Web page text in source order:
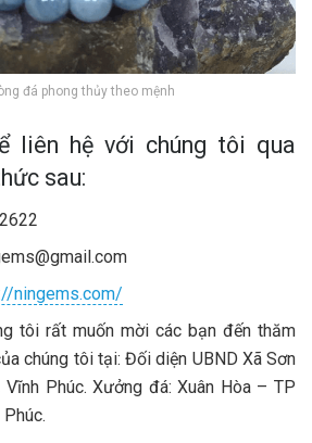
đá phong thủy theo mệnh
liên hệ với chúng tôi qua
sau:
ningems.com/
tôi rất muốn mời các bạn đến thăm
chúng tôi tại: Đối diện UBND Xã Sơn
Vĩnh Phúc. Xưởng đá: Xuân Hòa – TP